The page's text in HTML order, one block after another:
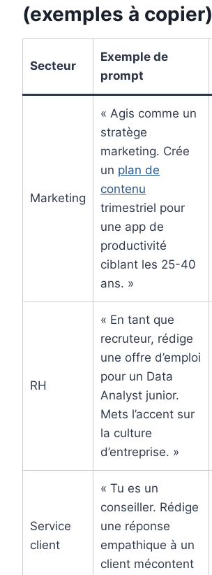
(exemples à copier)
Secteur
Exemple de
prompt
Marketing
« Agis comme un
stratège
marketing. Crée
un plan de
contenu
trimestriel pour
une app de
productivité
ciblant les 25-40
ans. »
RH
« En tant que
recruteur, rédige
une offre d’emploi
pour un Data
Analyst junior.
Mets l’accent sur
la culture
d’entreprise. »
Service
client
« Tu es un
conseiller. Rédige
une réponse
empathique à un
client mécontent